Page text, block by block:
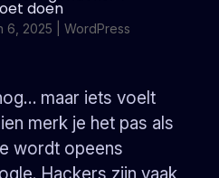
doen
6, 2025
WordPress
maar iets voelt
merk je het pas als
wordt opeens